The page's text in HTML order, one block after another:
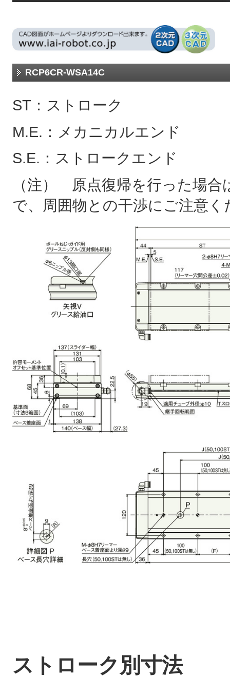
RCP6CR-WSA14C
ST：ストローク
M.E.：メカニカルエンド
S.E.：ストロークエンド
（注） 原点復帰を行った場
で、周囲物との干渉にご注意く
ストローク別寸法